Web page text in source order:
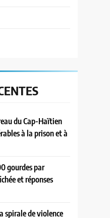
du Cap-Haïtien
à la prison et à
gourdes par
et réponses
spirale de violence